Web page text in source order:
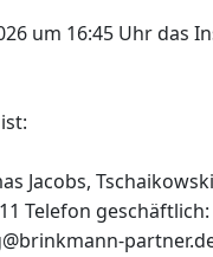
um 16:45 Uhr das
Jacobs,
Telefon